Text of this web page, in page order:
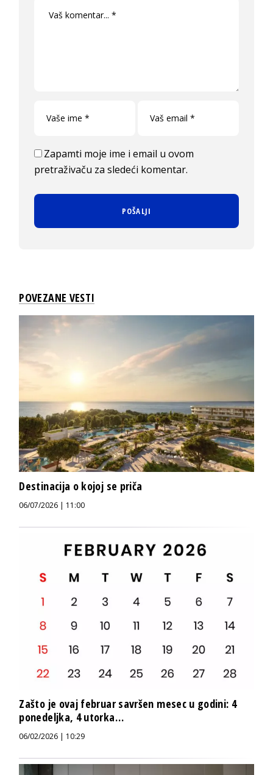
Zapamti moje ime i email u ovom
pretraživaču za sledeći komentar.
POVEZANE VESTI
Destinacija o kojoj se priča
06/07/2026 | 11:00
Zašto je ovaj februar savršen mesec u godini: 4
ponedeljka, 4 utorka…
06/02/2026 | 10:29